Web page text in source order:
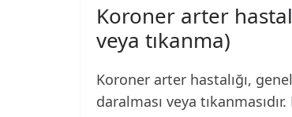
Koroner arter
veya tıkanma)
Koroner arter hastalığı,
daralması veya